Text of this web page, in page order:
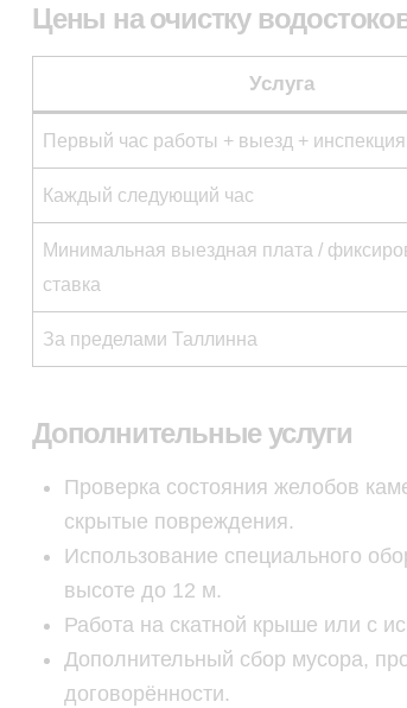
Цены на очистку
Услуга
Первый час работы + выезд + инспекция
Каждый следующий час
Минимальная выездная плата /
ставка
За пределами Таллинна
Дополнительные услуги
Проверка состояния желобов
скрытые повреждения.
Использование специального
высоте до 12 м.
Работа на скатной крыше или с
Дополнительный сбор мусора,
договорённости.